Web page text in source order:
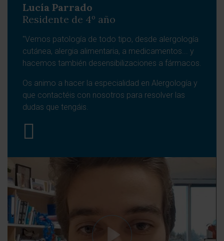
Lucía Parrado
Residente de 4º año
"Vemos patología de todo tipo, desde alergología
cutánea, alergia alimentaria, a medicamentos... y
hacemos también desensibilizaciones a fármacos.
Os animo a hacer la especialidad en Alergología y
que contactéis con nosotros para resolver las
dudas que tengáis.